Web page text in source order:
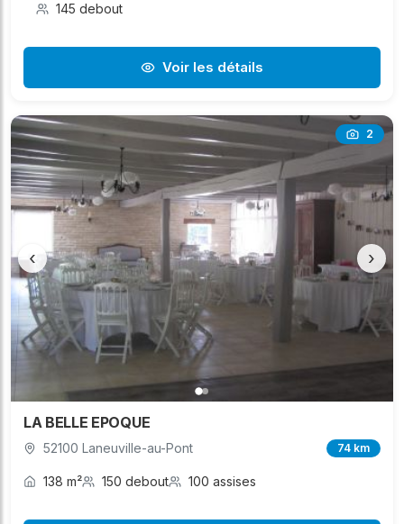
145 debout
Voir les détails
2
‹ ›
LA BELLE EPOQUE
52100 Laneuville-au-Pont 74 km
138 m² 150 debout 100 assises